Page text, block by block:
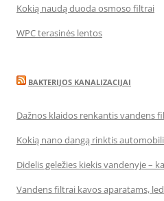
Kokią naudą duoda osmoso filtrai
WPC terasinės lentos
BAKTERIJOS KANALIZACIJAI
Dažnos klaidos renkantis vandens
Kokią nano dangą rinktis
Didelis geležies kiekis vandenyje –
Vandens filtrai kavos aparatams,